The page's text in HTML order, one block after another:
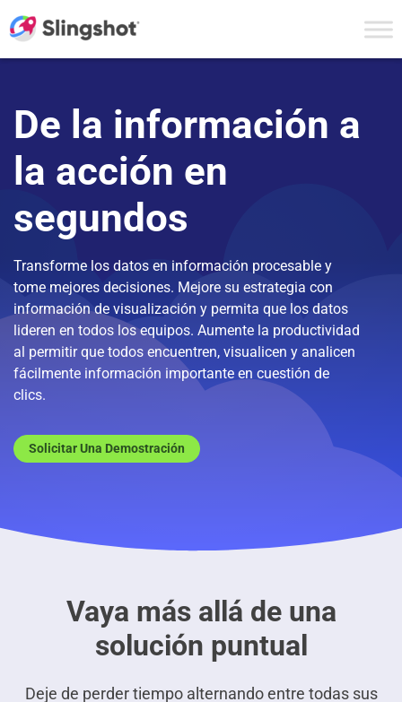
De la información a
la acción en
segundos
Transforme los datos en información procesable y
tome mejores decisiones. Mejore su estrategia con
información de visualización y permita que los datos
lideren en todos los equipos. Aumente la productividad
al permitir que todos encuentren, visualicen y analicen
fácilmente información importante en cuestión de
clics.
Solicitar Una Demostración
Vaya más allá de una
solución puntual
Deje de perder tiempo alternando entre todas sus